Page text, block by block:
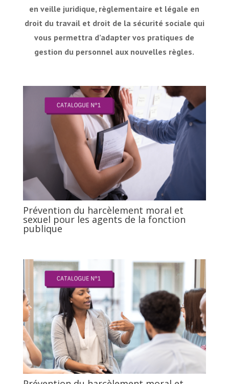
en veille juridique, règlementaire et légale en
droit du travail et droit de la sécurité sociale qui
vous permettra d’adapter vos pratiques de
gestion du personnel aux nouvelles règles.
Prévention du harcèlement moral et
sexuel pour les agents de la fonction
publique